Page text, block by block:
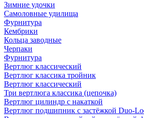
Зимние удочки
Самоловные удилища
Фурнитура
Кембрики
Кольца заводные
Черпаки
Фурнитура
Вертлюг классический
Вертлюг классика тройник
Вертлюг классический
Три вертлюга классика (цепочка)
Вертлюг цилиндр с накаткой
Вертлюг подшипник с застёжкой Duo-